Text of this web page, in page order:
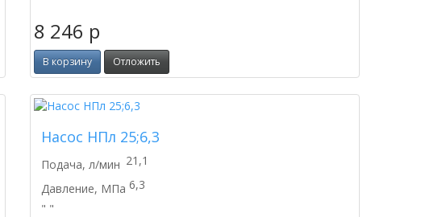
8 246 p
В корзину Отложить
Насос НПл 25;6,3
Подача, л/мин 21,1
Давление, МПа 6,3
" "